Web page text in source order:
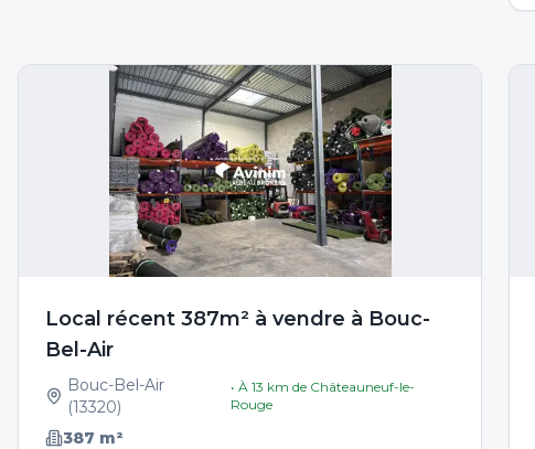
Local récent 387m² à vendre à Bouc-
Bel-Air
Bouc-Bel-Air
(13320)
• À 13 km de Châteauneuf-le-
Rouge
387 m²